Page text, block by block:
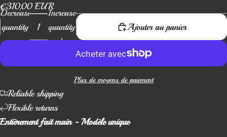
€310,00 EUR
Decrease
quantity
Increase
quantity
Ajouter au panier
Plus de moyens de paiement
Reliable shipping
Flexible returns
Entièrement fait main - Modèle unique